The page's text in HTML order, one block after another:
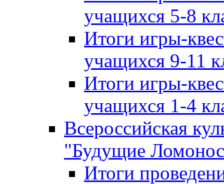
учащихся 5-8
Итоги игры-
учащихся 9-11
Итоги игры-
учащихся 1-4
Всероссийская
"Будущие
Итоги